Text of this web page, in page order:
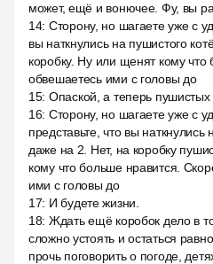
может, ещё и вонючее. Фу, вы
14: Сторону, но шагаете уже с
вы наткнулись на пушистого
коробку. Ну или щенят кому
обвешаетесь ими с головы до
15: Опаской, а теперь пушистых
16: Сторону, но шагаете уже с
представьте, что вы наткнулись
даже на 2. Нет, на коробку
кому что больше нравится.
ими с головы до
17: И будете жизни.
18: Ждать ещё коробок дело в
сложно устоять и остаться
прочь поговорить о погоде,